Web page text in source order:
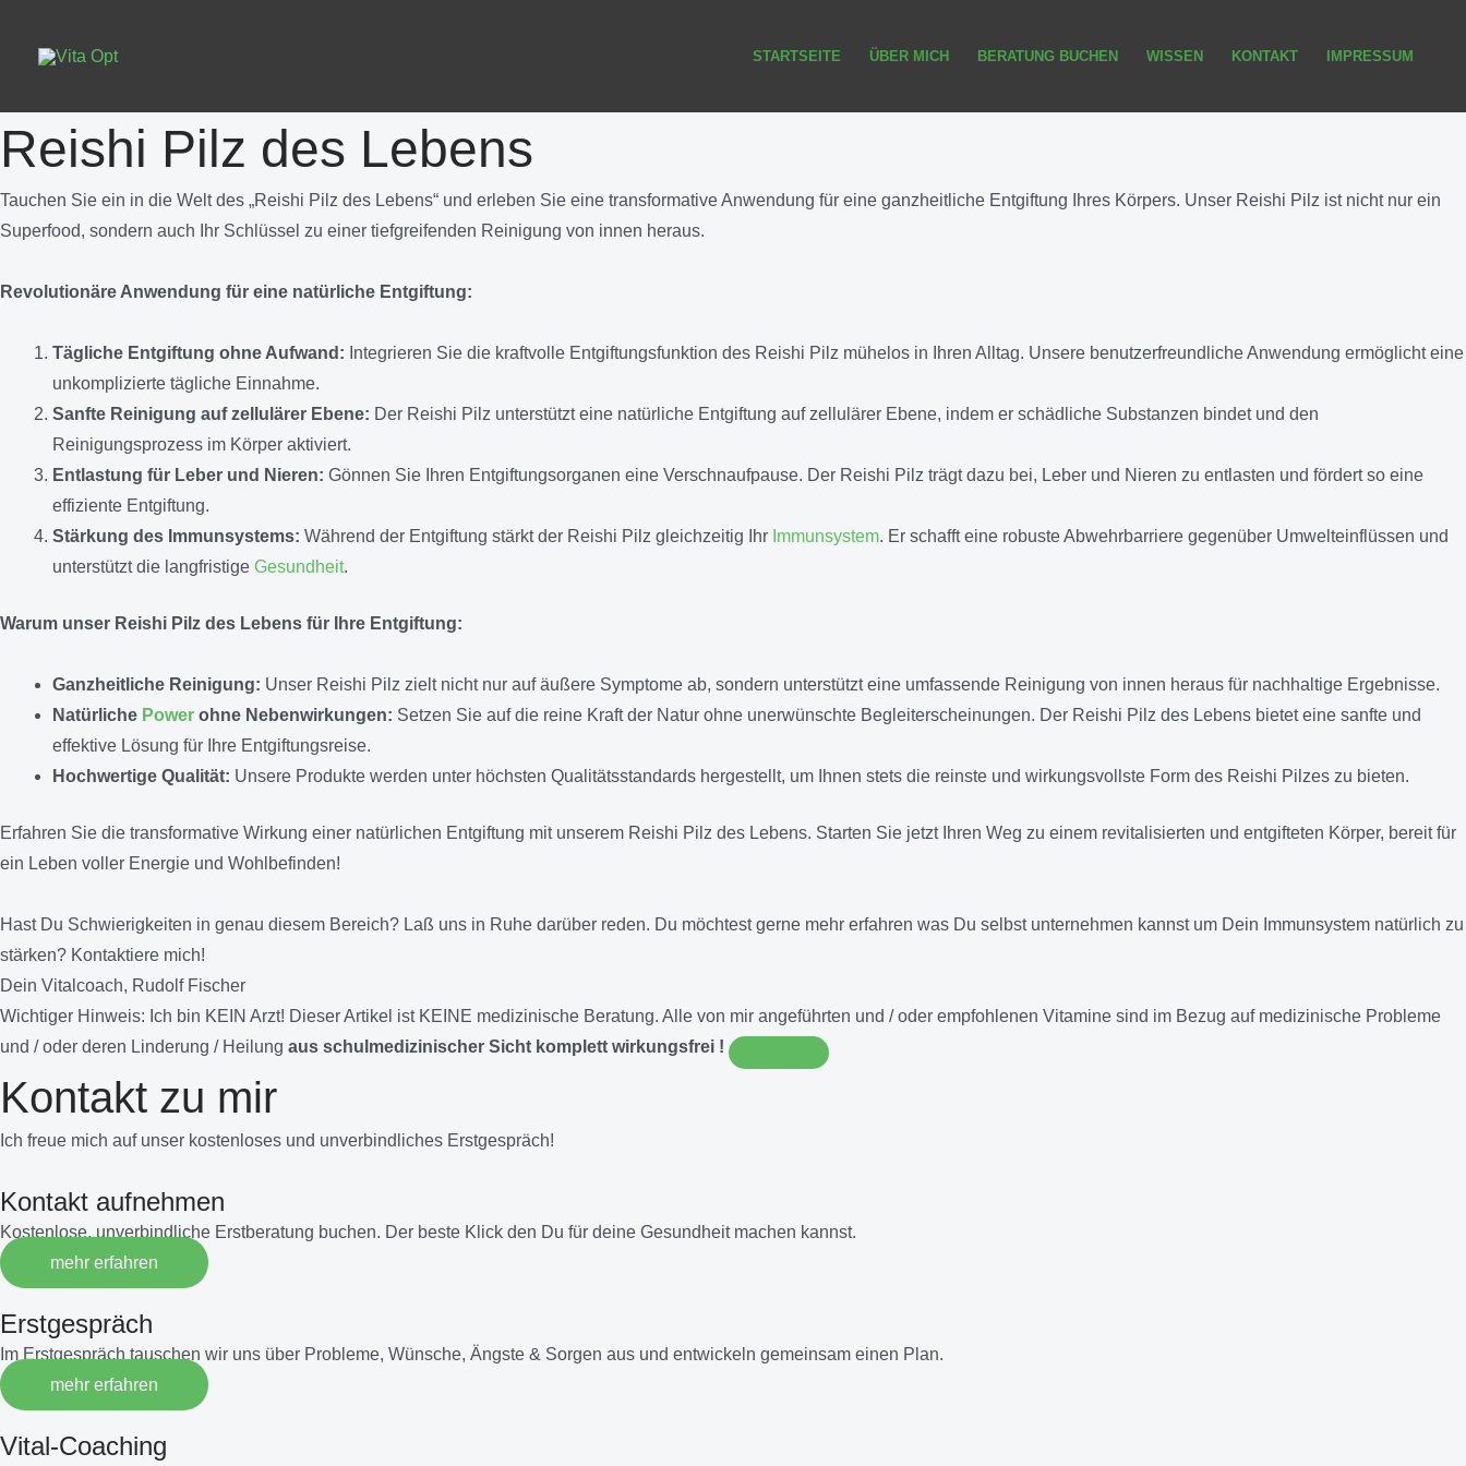
Inhalt
STARTSEITE ÜBER MICH BERATUNG BUCHEN WISSEN KONTAKT IMPRESSUM
Reishi Pilz des Lebens
Tauchen Sie ein in die Welt des „Reishi Pilz des Lebens“ und erleben Sie eine transformative Anwendung für eine ganzheitliche Entgiftung Ihres Körpers. Unser Reishi Pilz ist nicht nur ein
Superfood, sondern auch Ihr Schlüssel zu einer tiefgreifenden Reinigung von innen heraus.
Revolutionäre Anwendung für eine natürliche Entgiftung:
Tägliche Entgiftung ohne Aufwand: Integrieren Sie die kraftvolle Entgiftungsfunktion des Reishi Pilz mühelos in Ihren Alltag. Unsere benutzerfreundliche Anwendung ermöglicht eine
unkomplizierte tägliche Einnahme.
Sanfte Reinigung auf zellulärer Ebene: Der Reishi Pilz unterstützt eine natürliche Entgiftung auf zellulärer Ebene, indem er schädliche Substanzen bindet und den
Reinigungsprozess im Körper aktiviert.
Entlastung für Leber und Nieren: Gönnen Sie Ihren Entgiftungsorganen eine Verschnaufpause. Der Reishi Pilz trägt dazu bei, Leber und Nieren zu entlasten und fördert so eine
effiziente Entgiftung.
Stärkung des Immunsystems: Während der Entgiftung stärkt der Reishi Pilz gleichzeitig Ihr Immunsystem. Er schafft eine robuste Abwehrbarriere gegenüber Umwelteinflüssen und
unterstützt die langfristige Gesundheit.
Warum unser Reishi Pilz des Lebens für Ihre Entgiftung:
Ganzheitliche Reinigung: Unser Reishi Pilz zielt nicht nur auf äußere Symptome ab, sondern unterstützt eine umfassende Reinigung von innen heraus für nachhaltige Ergebnisse.
Natürliche Power ohne Nebenwirkungen: Setzen Sie auf die reine Kraft der Natur ohne unerwünschte Begleiterscheinungen. Der Reishi Pilz des Lebens bietet eine sanfte und
effektive Lösung für Ihre Entgiftungsreise.
Hochwertige Qualität: Unsere Produkte werden unter höchsten Qualitätsstandards hergestellt, um Ihnen stets die reinste und wirkungsvollste Form des Reishi Pilzes zu bieten.
Erfahren Sie die transformative Wirkung einer natürlichen Entgiftung mit unserem Reishi Pilz des Lebens. Starten Sie jetzt Ihren Weg zu einem revitalisierten und entgifteten Körper, bereit für
ein Leben voller Energie und Wohlbefinden!
Hast Du Schwierigkeiten in genau diesem Bereich? Laß uns in Ruhe darüber reden. Du möchtest gerne mehr erfahren was Du selbst unternehmen kannst um Dein Immunsystem natürlich zu
stärken? Kontaktiere mich!
Dein Vitalcoach, Rudolf Fischer
Wichtiger Hinweis: Ich bin KEIN Arzt! Dieser Artikel ist KEINE medizinische Beratung. Alle von mir angeführten und / oder empfohlenen Vitamine sind im Bezug auf medizinische Probleme
und / oder deren Linderung / Heilung aus schulmedizinischer Sicht komplett wirkungsfrei !
Kontakt zu mir
Ich freue mich auf unser kostenloses und unverbindliches Erstgespräch!
Kontakt aufnehmen
Kostenlose, unverbindliche Erstberatung buchen. Der beste Klick den Du für deine Gesundheit machen kannst.
mehr erfahren
Erstgespräch
Im Erstgespräch tauschen wir uns über Probleme, Wünsche, Ängste & Sorgen aus und entwickeln gemeinsam einen Plan.
mehr erfahren
Vital-Coaching